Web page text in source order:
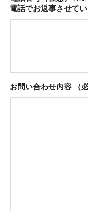
電話でお返事させて
お問い合わせ内容 （